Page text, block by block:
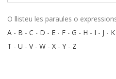
O llisteu les paraules o
A - B - C - D - E - F - G - H - I - J - K
T - U - V- W - X - Y - Z